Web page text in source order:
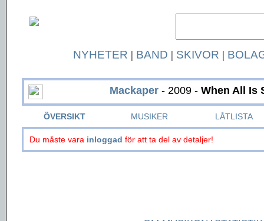
NYHETER | BAND | SKIVOR |
Mackaper - 2009 - When All Is
ÖVERSIKT MUSIKER LÅTLISTA
Du måste vara inloggad för att ta del av detaljer!